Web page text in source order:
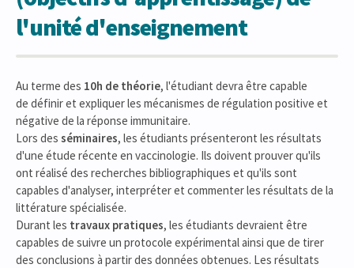
l'unité d'enseignement
Au terme des 10h de théorie, l'étudiant devra être capable
de définir et expliquer les mécanismes de régulation positive et
négative de la réponse immunitaire.
Lors des séminaires, les étudiants présenteront les résultats
d'une étude récente en vaccinologie. Ils doivent prouver qu'ils
ont réalisé des recherches bibliographiques et qu'ils sont
capables d'analyser, interpréter et commenter les résultats de la
littérature spécialisée.
Durant les travaux pratiques, les étudiants devraient être
capables de suivre un protocole expérimental ainsi que de tirer
des conclusions à partir des données obtenues. Les résultats